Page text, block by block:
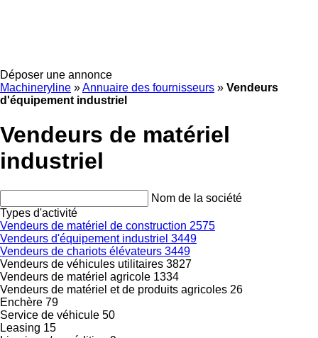
Déposer une annonce
Machineryline »Annuaire des fournisseurs » Vendeurs
d'équipement industriel
Vendeurs de matériel
industriel
Nom de la société
Types d'activité
Vendeurs de matériel de construction 2575
Vendeurs d'équipement industriel 3449
Vendeurs de chariots élévateurs 3449
Vendeurs de véhicules utilitaires 3827
Vendeurs de matériel agricole 1334
Vendeurs de matériel et de produits agricoles 26
Enchère 79
Service de véhicule 50
Leasing 15